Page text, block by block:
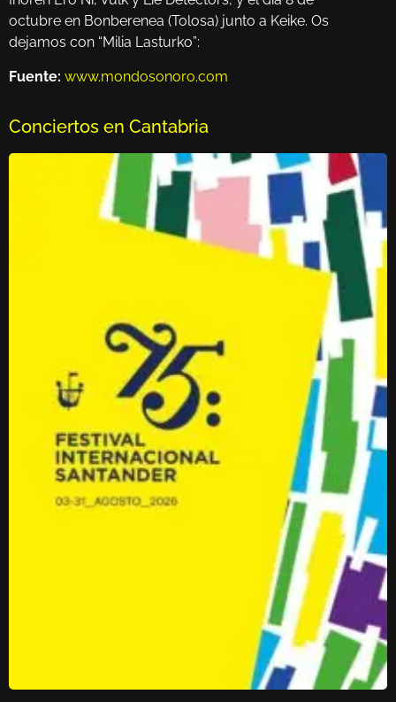
octubre en Bonberenea (Tolosa) junto a Keike. Os
dejamos con “Milia Lasturko”:
Fuente: www.mondosonoro.com
Conciertos en Cantabria